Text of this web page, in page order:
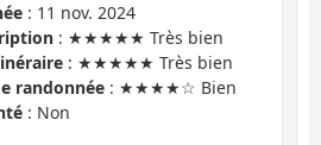
: 11 nov. 2024
: ★★★★★ Très bien
: ★★★★★ Très bien
randonnée : ★★★★☆ Bien
: Non